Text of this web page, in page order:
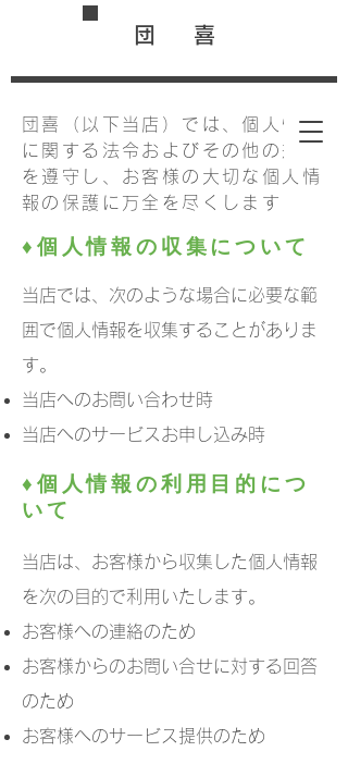
団 喜
団喜（以下当店）では、個人情報
に関する法令およびその他の規範
を遵守し、お客様の大切な個人情
報の保護に万全を尽くします
♦個人情報の収集について
当店では、次のような場合に必要な範
囲で個人情報を収集することがありま
す。
当店へのお問い合わせ時
当店へのサービスお申し込み時
♦個人情報の利用目的につ
いて
当店は、お客様から収集した個人情報
を次の目的で利用いたします。
お客様への連絡のため
お客様からのお問い合せに対する回答
のため
お客様へのサービス提供のため